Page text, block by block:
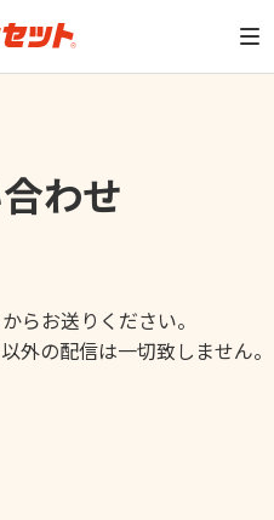
わせ
らお送りください。
外の配信は一切致しません。